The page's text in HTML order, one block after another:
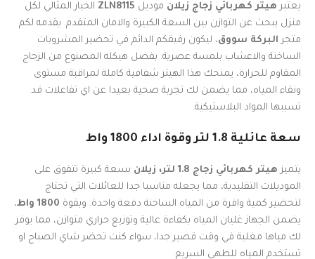
يعتبر هيتر كهربائي زجاج زيلان موديل ZLN8115 الخيار المثالي لكل
منزل يبحث عن التوازن بين السعة الكبيرة والامان المتقدم. يقدمه لكم
متجر البركة سووق، ليكون رفيقكم الدائم في تحضير المشروبات
الساخنة والاعشاب بلمسة عصرية. بفضل هيكله المصنوع من الزجاج
المقاوم للحرارة، يمنحك هذا الهيتر شفافية كاملة لمراقبة مستوى
ونقاء المياه، مما يضمن لك تجربة صحية بعيدا عن اي تفاعلات قد
تسببها المواد البلاستيكية.
سعة عائلية 1.8 لتر وقوة اداء 1800 واط
يتميز هيتر كهربائي زجاج 1.8 لتر، زيلان
بسعة كبيرة تتفوق على
الموديلات التقليدية، مما يجعله مناسبا جدا للعائلات التي تحتاج
لتحضير كمية وافرة من المياه الساخنة دفعة واحدة. وبقوة 1800 واط
،
يضمن الجهاز غليان المياه بكفاءة عالية وتوزيع حراري متوازن، مما يوفر
لك مياها مغلية في وقت قصير جدا، سواء كنت تحضر شاي الصباح او
تستخدم المياه للطهي السريع.